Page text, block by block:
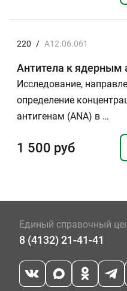
220 / A12.06.061
Антитела к ядерным
Исследование,
определение
антигенам (ANA) в …
1 500 руб
Единый справочный
8 (4132) 21-41-41